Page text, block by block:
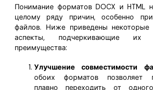
Понимание форматов DOCX и HTML
целому ряду причин, особенно
файлов. Ниже приведены некоторые
аспекты, подчеркивающие их
преимущества:
Улучшение совместимости
обоих форматов позволяет
плавно переходить от